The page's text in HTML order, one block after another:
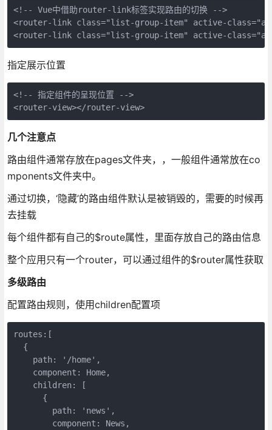
<!-- Vue中借助router-link标签实现路由的切换 -->
<router-link class="list-group-item" active-
指定展示位置
<!-- 指定组件的呈现位置 -->
<router-view></router-view>
几个注意点
路由组件通常存放在pages文件夹，，一般组件通常放在co
mponents文件夹中。
通过切换，‘隐藏’的路由组件默认是被销毁的，需要的时候再
去挂载
每个组件都有自己的$route属性，里面存放自己的路由信息
整个应用只有一个router，可以通过组件的$router属性获取
多级路由
配置路由规则，使用children配置项
routes:[
  {
    path: '/home',
    component: Home,
    children: [
      {
        path: 'news',
        component: News,